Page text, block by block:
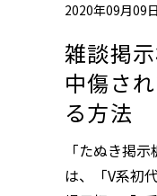
2020年09月09日
雑談掲
中傷さ
る方法
「たぬき掲
は、「V系初